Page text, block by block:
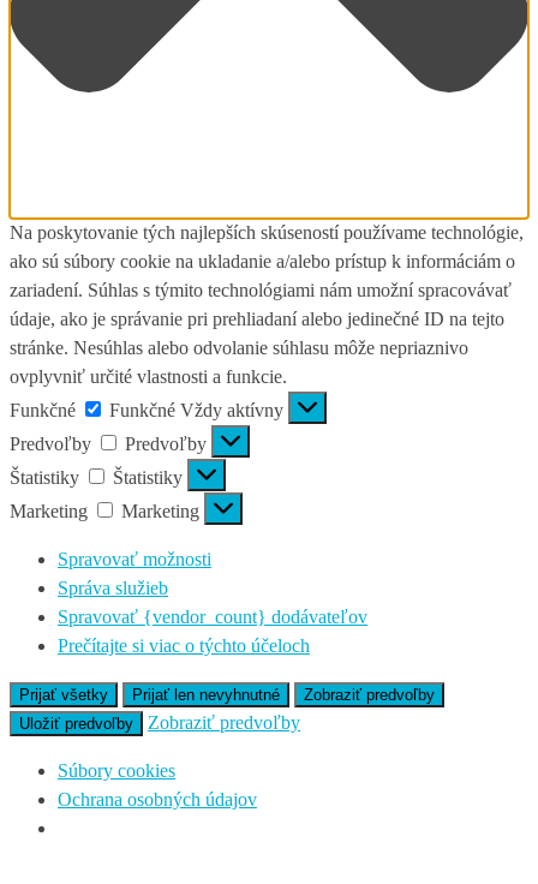
Na poskytovanie tých najlepších skúseností používame technológie,
ako sú súbory cookie na ukladanie a/alebo prístup k informáciám o
zariadení. Súhlas s týmito technológiami nám umožní spracovávať
údaje, ako je správanie pri prehliadaní alebo jedinečné ID na tejto
stránke. Nesúhlas alebo odvolanie súhlasu môže nepriaznivo
ovplyvniť určité vlastnosti a funkcie.
Funkčné
Funkčné Vždy aktívny
Predvoľby
Predvoľby
Štatistiky
Štatistiky
Marketing
Marketing
Spravovať možnosti
Správa služieb
Spravovať {vendor_count} dodávateľov
Prečítajte si viac o týchto účeloch
Prijať všetky Prijať len nevyhnutné
Zobraziť predvoľby
Uložiť predvoľby
Zobraziť predvoľby
Súbory cookies
Ochrana osobných údajov